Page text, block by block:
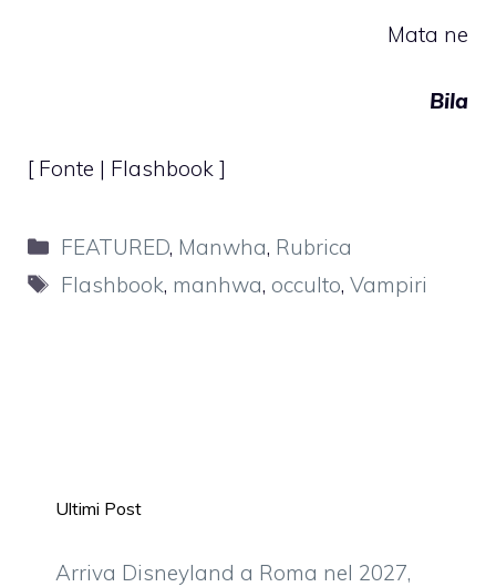
Mata ne
Bila
[ Fonte | Flashbook ]
Categorie
FEATURED, Manwha, Rubrica
Tag
Flashbook, manhwa, occulto,Vampiri
Ultimi Post
Arriva Disneyland a Roma nel 2027,